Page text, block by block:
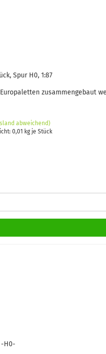
Spur H0, 1:87
zusammengebaut
abweichend)
0,01 kg je Stück
-H0-